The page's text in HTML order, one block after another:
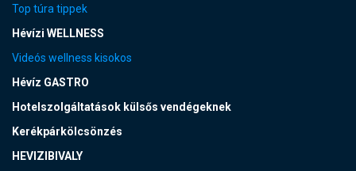
Top túra tippek
Hévízi WELLNESS
Videós wellness kisokos
Hévíz GASTRO
Hotelszolgáltatások külsős vendégeknek
Kerékpárkölcsönzés
HEVIZIBIVALY